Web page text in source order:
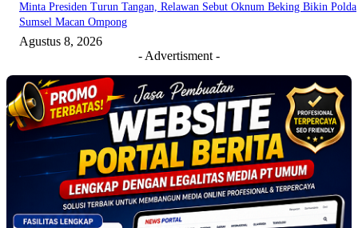
Minta Presiden Turun Tangan, Relawan Sebut Oknum Beking Bikin Polda
Sumsel Macan Ompong
Agustus 8, 2026
- Advertisment -